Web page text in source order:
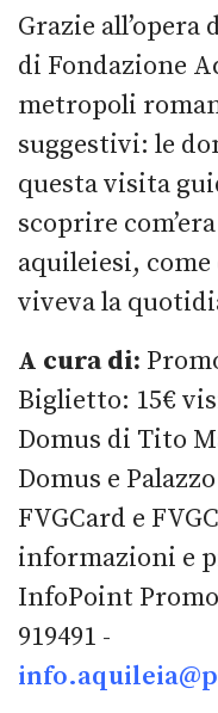
Grazie
di Fondazione
metropoli
suggestivi: le
questa visita
scoprire
aquileiesi,
viveva la
A cura di:
Biglietto: 15€
Domus di Tito
Domus e
FVGCard e
informazioni e
InfoPoint
919491 -